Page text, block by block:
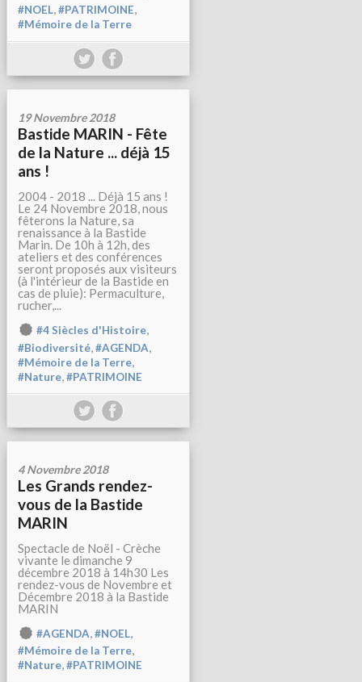
#NOEL,#PATRIMOINE,
#Mémoire de la Terre
19 Novembre 2018
Bastide MARIN - Fête
de la Nature ... déjà 15
ans !
2004 - 2018 ... Déjà 15 ans !
Le 24 Novembre 2018, nous
fêterons la Nature, sa
renaissance à la Bastide
Marin. De 10h à 12h, des
ateliers et des conférences
seront proposés aux visiteurs
(à l'intérieur de la Bastide en
cas de pluie): Permaculture,
rucher,...
#4 Siècles d'Histoire,
#Biodiversité #AGENDA
#Mémoire de la Terre
#Nature #PATRIMOINE
4 Novembre 2018
Les Grands rendez-
vous de la Bastide
MARIN
Spectacle de Noël - Crèche
vivante le dimanche 9
décembre 2018 à 14h30 Les
rendez-vous de Novembre et
Décembre 2018 à la Bastide
MARIN
#AGENDA,#NOEL,
#Mémoire de la Terre,
#Nature,#PATRIMOINE